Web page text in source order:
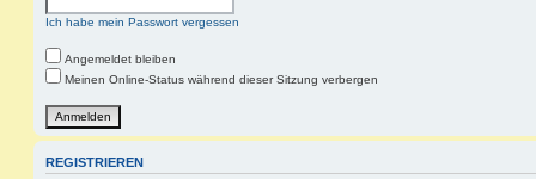
Ich habe mein Passwort vergessen
Angemeldet bleiben
Meinen Online-Status während dieser Sitzung verbergen
REGISTRIEREN